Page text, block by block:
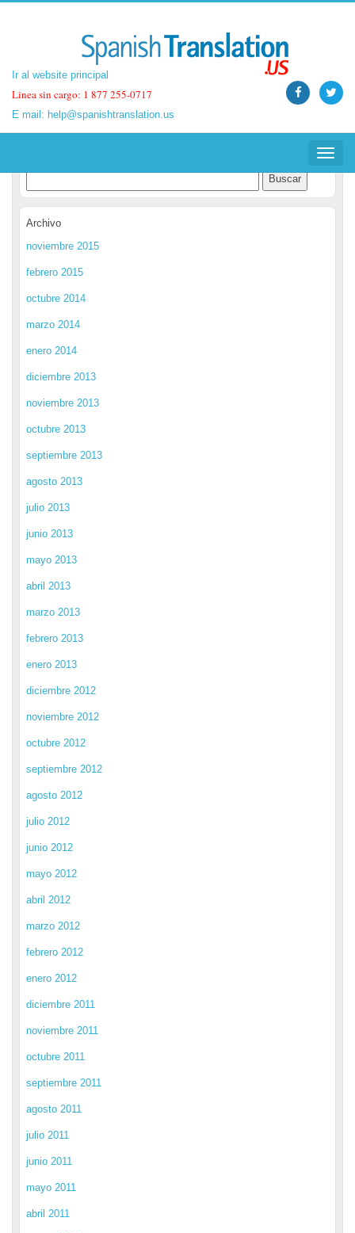
Ir al website principal
Linea sin cargo: 1 877 255-0717
E mail: help@spanishtranslation.us
Toggle
Ir al website principal
Linea sin cargo: 1 877 255-0717
E mail: help@spanishtranslation.us
Toggle
Spanish Translation Blog
Archivo
noviembre 2015
febrero 2015
octubre 2014
marzo 2014
enero 2014
diciembre 2013
noviembre 2013
octubre 2013
septiembre 2013
agosto 2013
julio 2013
junio 2013
mayo 2013
abril 2013
marzo 2013
febrero 2013
enero 2013
diciembre 2012
noviembre 2012
octubre 2012
septiembre 2012
agosto 2012
julio 2012
junio 2012
mayo 2012
abril 2012
marzo 2012
febrero 2012
enero 2012
diciembre 2011
noviembre 2011
octubre 2011
septiembre 2011
agosto 2011
julio 2011
junio 2011
mayo 2011
abril 2011